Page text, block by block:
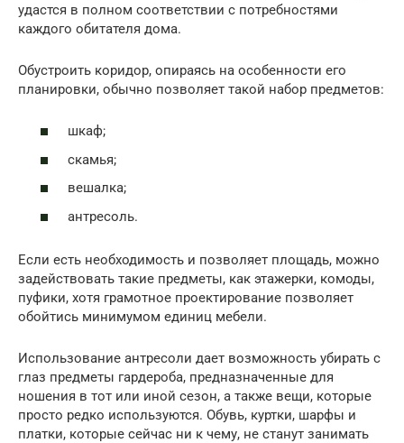
удастся в полном соответствии с потребностями
каждого обитателя дома.
Обустроить коридор, опираясь на особенности его
планировки, обычно позволяет такой набор предметов:
шкаф;
скамья;
вешалка;
антресоль.
Если есть необходимость и позволяет площадь, можно
задействовать такие предметы, как этажерки, комоды,
пуфики, хотя грамотное проектирование позволяет
обойтись минимумом единиц мебели.
Использование антресоли дает возможность убирать с
глаз предметы гардероба, предназначенные для
ношения в тот или иной сезон, а также вещи, которые
просто редко используются. Обувь, куртки, шарфы и
платки, которые сейчас ни к чему, не станут занимать